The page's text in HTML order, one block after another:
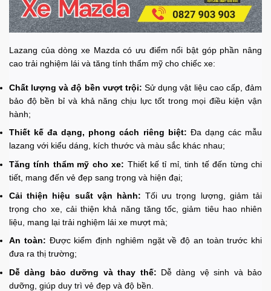
Lazang của dòng xe Mazda có ưu điểm nổi bật góp phần nâng
cao trải nghiệm lái và tăng tính thẩm mỹ cho chiếc xe:
Chất lượng và độ bền vượt trội:Sử dụng vật liệu cao cấp, đảm
bảo độ bền bỉ và khả năng chịu lực tốt trong mọi điều kiện vận
hành;
Thiết kế đa dạng, phong cách riêng biệt: Đa dạng các mẫu
lazang với kiểu dáng, kích thước và màu sắc khác nhau;
Tăng tính thẩm mỹ cho xe: Thiết kế tỉ mỉ, tinh tế đến từng chi
tiết, mang đến vẻ đẹp sang trọng và hiện đại;
Cải thiện hiệu suất vận hành: Tối ưu trọng lượng, giảm tải
trọng cho xe, cải thiện khả năng tăng tốc, giảm tiêu hao nhiên
liệu, mang lại trải nghiệm lái xe mượt mà;
An toàn: Được kiểm định nghiêm ngặt về độ an toàn trước khi
đưa ra thị trường;
Dễ dàng bảo dưỡng và thay thế: Dễ dàng vệ sinh và bảo
dưỡng, giúp duy trì vẻ đẹp và độ bền.